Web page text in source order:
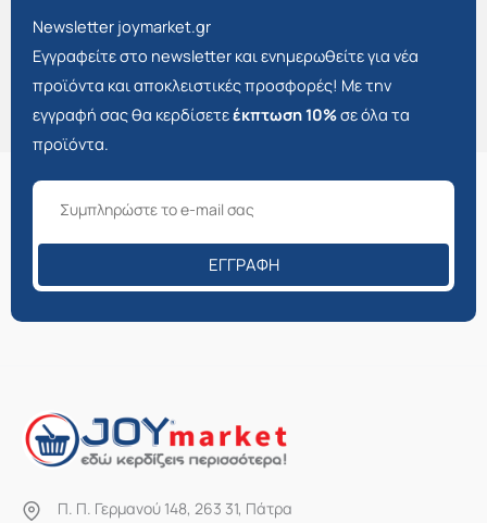
Newsletter joymarket.gr
Εγγραφείτε στο newsletter και ενημερωθείτε για νέα
προϊόντα και αποκλειστικές προσφορές! Με την
εγγραφή σας θα κερδίσετεέκπτωση 10%σε όλα τα
προϊόντα.
ΕΓΓΡΑΦΉ
Π. Π. Γερμανού 148, 263 31, Πάτρα